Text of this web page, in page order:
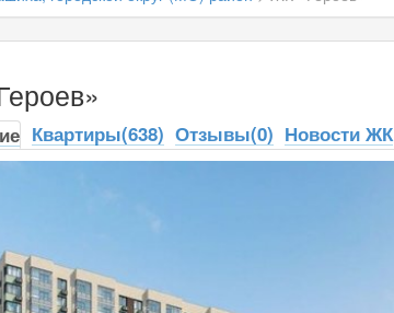
Квартиры(638) Отзывы(0) Новости ЖК